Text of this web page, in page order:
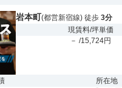
岩本町(都営新宿線) 徒歩 3分
現賃料/坪単価
－ /15,724円
所在地